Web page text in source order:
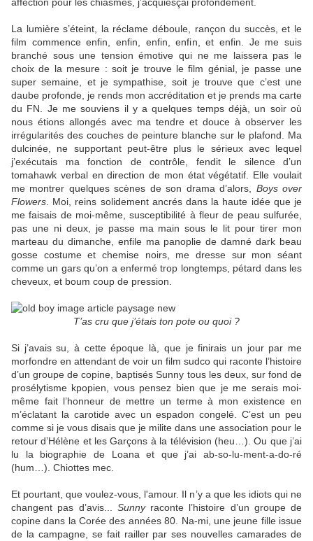
La lumière s’éteint, la réclame déboule, rançon du succès, et le
film commence enfin, enfin, enfin, enfin, et enfin. Je me suis
branché sous une tension émotive qui ne me laissera pas le
choix de la mesure : soit je trouve le film génial, je passe une
super semaine, et je sympathise, soit je trouve que c’est une
daube profonde, je rends mon accréditation et je prends ma carte
du FN. Je me souviens il y a quelques temps déjà, un soir où
nous étions allongés avec ma tendre et douce à observer les
irrégularités des couches de peinture blanche sur le plafond. Ma
dulcinée, ne supportant peut-être plus le sérieux avec lequel
j’exécutais ma fonction de contrôle, fendit le silence d’un
tomahawk verbal en direction de mon état végétatif. Elle voulait
me montrer quelques scènes de son drama d’alors, Boys over
Flowers . Moi, reins solidement ancrés dans la haute idée que je
me faisais de moi-même, susceptibilité à fleur de peau sulfurée,
pas une ni deux, je passe ma main sous le lit pour tirer mon
marteau du dimanche, enfile ma panoplie de damné dark beau
gosse costume et chemise noirs, me dresse sur mon séant
comme un gars qu’on a enfermé trop longtemps, pétard dans les
cheveux, et boum coup de pression.
T’as cru que j’étais ton pote ou quoi ?
Si j’avais su, à cette époque là, que je finirais un jour par me
morfondre en attendant de voir un film sudco qui raconte l’histoire
d’un groupe de copine, baptisés Sunny tous les deux, sur fond de
prosélytisme kpopien, vous pensez bien que je me serais moi-
même fait l’honneur de mettre un terme à mon existence en
m’éclatant la carotide avec un espadon congelé. C’est un peu
comme si je vous disais que je milite dans une association pour le
retour d’Hélène et les Garçons à la télévision (heu…). Ou que j’ai
lu la biographie de Loana et que j’ai ab-so-lu-ment-a-do-ré
(hum…). Chiottes mec.
Et pourtant, que voulez-vous, l'amour. Il n’y a que les idiots qui ne
changent pas d’avis... Sunnyraconte l’histoire d’un groupe de
copine dans la Corée des années 80. Na-mi, une jeune fille issue
de la campagne, se fait railler par ses nouvelles camarades de